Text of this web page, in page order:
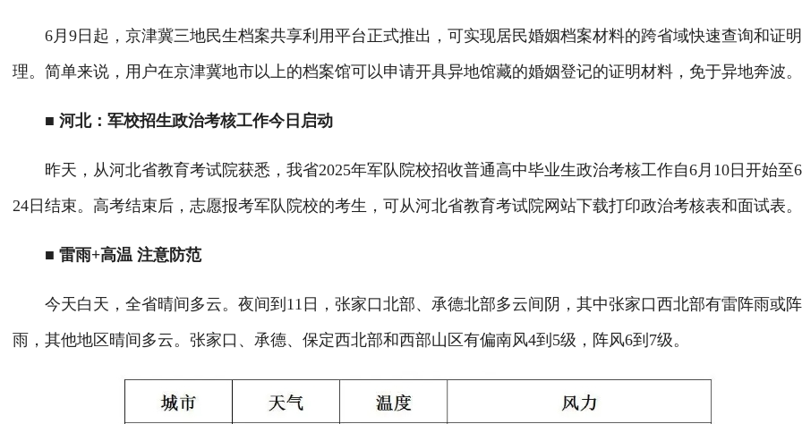
6月9日起，京津冀三地民生档案共享利用平台正式推出，可实现居民婚姻档案材料的跨省域快速查询和证
理。简单来说，用户在京津冀地市以上的档案馆可以申请开具异地馆藏的婚姻登记的证明材料，免于异地奔波。
■ 河北：军校招生政治考核工作今日启动
昨天，从河北省教育考试院获悉，我省2025年军队院校招收普通高中毕业生政治考核工作自6月10日开始至
24日结束。高考结束后，志愿报考军队院校的考生，可从河北省教育考试院网站下载打印政治考核表和面试表。
■ 雷雨+高温 注意防范
今天白天，全省晴间多云。夜间到11日，张家口北部、承德北部多云间阴，其中张家口西北部有雷阵雨或阵
雨，其他地区晴间多云。张家口、承德、保定西北部和西部山区有偏南风4到5级，阵风6到7级。